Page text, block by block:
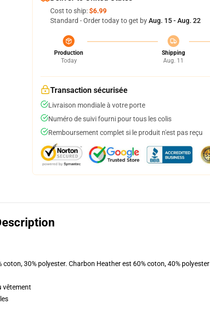
Cost to ship:$6.99
Standard - Order today to get byAug. 15 - Aug. 22
Production
Today
Shipping
Aug. 11
Transaction sécurisée
Livraison mondiale à votre porte
Numéro de suivi fourni pour tous les colis
Remboursement complet si le produit n'est pas reçu
30% polyester. Charbon Heather est 60% coton, 40% polyester
vêtement